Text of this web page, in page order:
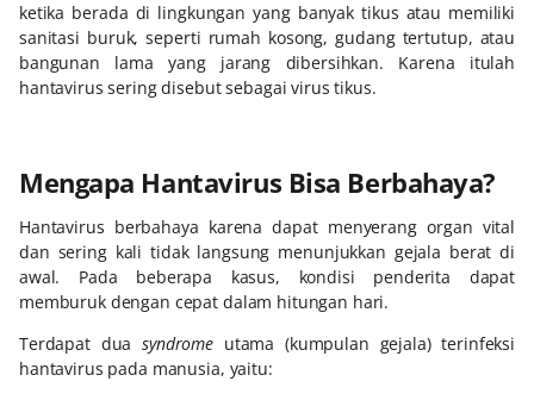
ketika berada di lingkungan yang banyak tikus atau memiliki
sanitasi buruk, seperti rumah kosong, gudang tertutup, atau
bangunan lama yang jarang dibersihkan. Karena itulah
hantavirus sering disebut sebagai virus tikus.
Mengapa Hantavirus Bisa Berbahaya?
Hantavirus berbahaya karena dapat menyerang organ vital
dan sering kali tidak langsung menunjukkan gejala berat di
awal. Pada beberapa kasus, kondisi penderita dapat
memburuk dengan cepat dalam hitungan hari.
Terdapat duasyndrome utama (kumpulan gejala) terinfeksi
hantavirus pada manusia, yaitu: